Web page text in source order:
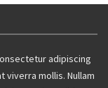
adipiscing
viverra mollis. Nullam